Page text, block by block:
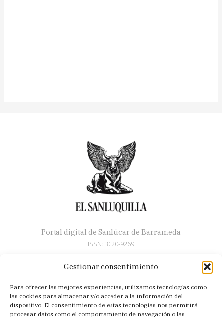
Gestionar consentimiento
Para ofrecer las mejores experiencias, utilizamos tecnologías como
las cookies para almacenar y/o acceder a la información del
dispositivo. El consentimiento de estas tecnologías nos permitirá
procesar datos como el comportamiento de navegación o las
Portal digital de Sanlúcar de Barrameda
ISSN: 3020-9269
Artículos
Semana Santa